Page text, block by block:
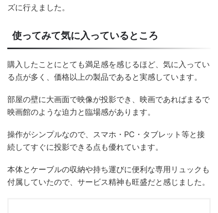
ズに行えました。
使ってみて気に入っているところ
購入したことにとても満足感を感じるほど、気に入ってい
る点が多く、価格以上の製品であると実感しています。
部屋の壁に大画面で映像が投影でき、映画であればまるで
映画館のような迫力と臨場感があります。
操作がシンプルなので、スマホ・PC・タブレット等と接
続してすぐに投影できる点も優れています。
本体とケーブルの収納や持ち運びに便利な専用リュックも
付属していたので、サービス精神も旺盛だと感じました。